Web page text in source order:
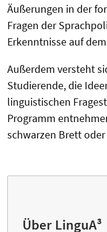
Äußerungen in der
Fragen der
Erkenntnisse auf
Außerdem versteht
Studierende, die
linguistischen
Programm
schwarzen Brett
Über LinguA³